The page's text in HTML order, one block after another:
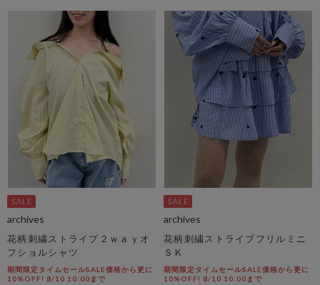
archives
花柄刺繍ストライプ２ｗａｙオ
フショルシャツ
期間限定タイムセールSALE価格から更に
10%OFF! 8/10 10:00まで
archives
花柄刺繍ストライプフリルミニ
ＳＫ
期間限定タイムセールSALE価格から更に
10%OFF! 8/10 10:00まで